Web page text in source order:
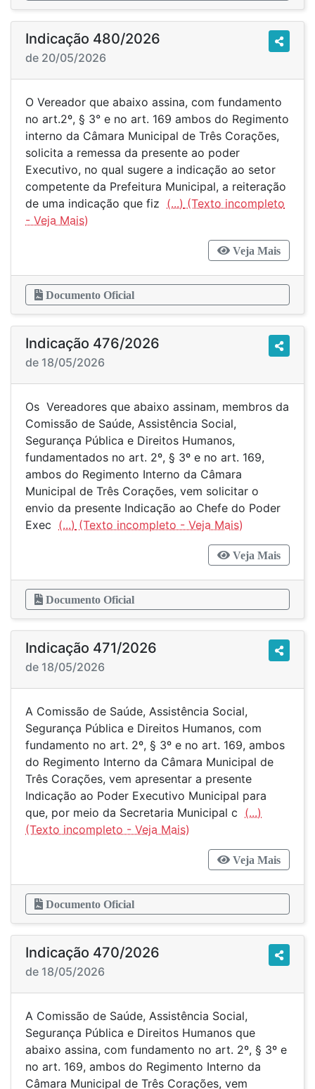
Indicação 480/2026
de 20/05/2026
O Vereador que abaixo assina, com fundamento
no art.2º, § 3° e no art. 169 ambos do Regimento
interno da Câmara Municipal de Três Corações,
solicita a remessa da presente ao poder
Executivo, no qual sugere a indicação ao setor
competente da Prefeitura Municipal, a reiteração
de uma indicação que fiz (...)
Veja Mais
Documento Oficial
Indicação 476/2026
de 18/05/2026
Os Vereadores que abaixo assinam, membros da
Comissão de Saúde, Assistência Social,
Segurança Pública e Direitos Humanos,
fundamentados no art. 2º, § 3º e no art. 169,
ambos do Regimento Interno da Câmara
Municipal de Três Corações, vem solicitar o
envio da presente Indicação ao Chefe do Poder
Exec (...)
Veja Mais
Documento Oficial
Indicação 471/2026
de 18/05/2026
A Comissão de Saúde, Assistência Social,
Segurança Pública e Direitos Humanos, com
fundamento no art. 2º, § 3º e no art. 169, ambos
do Regimento Interno da Câmara Municipal de
Três Corações, vem apresentar a presente
Indicação ao Poder Executivo Municipal para
que, por meio da Secretaria Municipal c (...)
Veja Mais
Documento Oficial
Indicação 470/2026
de 18/05/2026
A Comissão de Saúde, Assistência Social,
Segurança Pública e Direitos Humanos que
abaixo assina, com fundamento no art. 2º, § 3º e
no art. 169, ambos do Regimento Interno da
Câmara Municipal de Três Corações, vem